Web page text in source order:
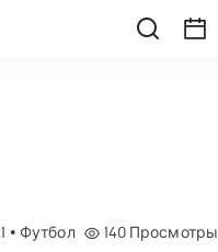
• Футбол 140 Просмотры